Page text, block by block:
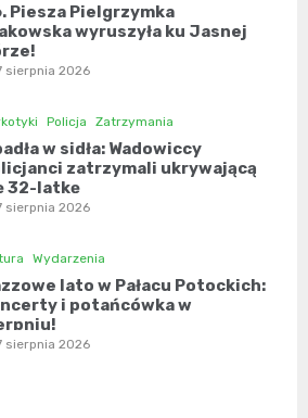
Piesza Pielgrzymka
wyruszyła ku Jasnej
sierpnia 2026
Policja Zatrzymania
w sidła: Wadowiccy
zatrzymali ukrywającą
32-latkę
sierpnia 2026
Wydarzenia
lato w Pałacu Potockich:
i potańcówka w
sierpnia 2026